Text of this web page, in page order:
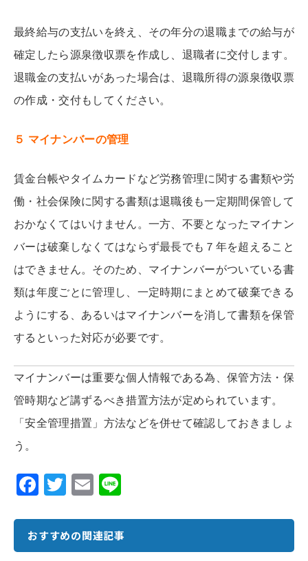
最終給与の支払いを終え、その年分の退職までの給与が
確定したら源泉徴収票を作成し、退職者に交付します。
退職金の支払いがあった場合は、退職所得の源泉徴収票
の作成・交付もしてください。
５ マイナンバーの管理
賃金台帳やタイムカードなど労務管理に関する書類や労
働・社会保険に関する書類は退職後も一定期間保管して
おかなくてはいけません。一方、不要となったマイナン
バーは破棄しなくてはならず最長でも７年を超えること
はできません。そのため、マイナンバーがついている書
類は年度ごとに管理し、一定時期にまとめて破棄できる
ようにする、あるいはマイナンバーを消して書類を保管
するといった対応が必要です。
マイナンバーは重要な個人情報である為、保管方法・保
管時期など講ずるべき措置方法が定められています。
「安全管理措置」方法などを併せて確認しておきましょ
う。
F
e
b
T
it
te
E
ai
l
e
おすすめの関連記事